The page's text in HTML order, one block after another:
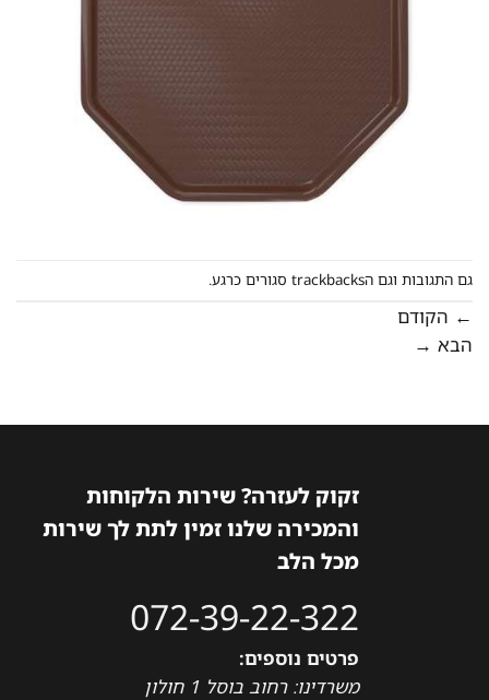
גם התגובות וגם הtrackbacks סגורים כרגע.
← הקודם
הבא →
זקוק לעזרה? שירות הלקוחות
והמכירה שלנו זמין לתת לך שירות
מכל הלב
072-39-22-322
פרטים נוספים:
משרדינו: רחוב בוסל 1 חולון